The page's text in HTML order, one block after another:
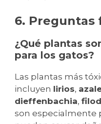
6. Preguntas
¿Qué plantas
para los gatos?
Las plantas más
incluyen lirios,
dieffenbachia,
son especialmente